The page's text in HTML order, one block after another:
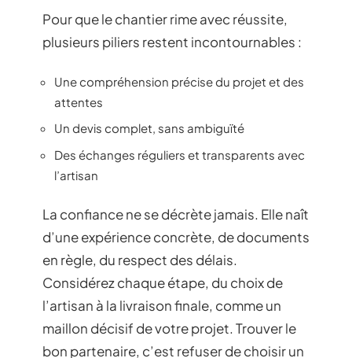
Pour que le chantier rime avec réussite,
plusieurs piliers restent incontournables :
Une compréhension précise du projet et des
attentes
Un devis complet, sans ambiguïté
Des échanges réguliers et transparents avec
l’artisan
La confiance ne se décrète jamais. Elle naît
d’une expérience concrète, de documents
en règle, du respect des délais.
Considérez chaque étape, du choix de
l’artisan à la livraison finale, comme un
maillon décisif de votre projet. Trouver le
bon partenaire, c’est refuser de choisir un